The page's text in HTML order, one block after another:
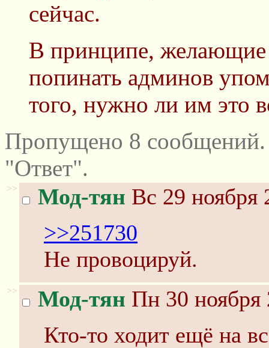
сейчас.
В принципе, желающие
попинать админов
того, нужно ли им это
Пропущено 8
"Ответ".
>> Мод-тян Вс 29 ноября
>>251730
Не провоцируй.
>> Мод-тян Пн 30 ноября
Кто-то ходит ещё на